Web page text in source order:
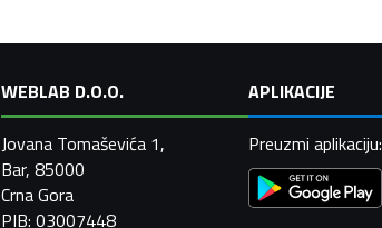
WEBLAB D.O.O.
Jovana Tomaševića 1,
Bar, 85000
Crna Gora
PIB: 03007448
APLIKACIJE
Preuzmi aplikaciju: